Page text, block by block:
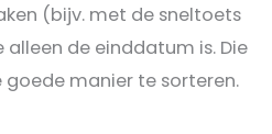
(bijv. met de sneltoets
de einddatum is. Die
manier te sorteren.